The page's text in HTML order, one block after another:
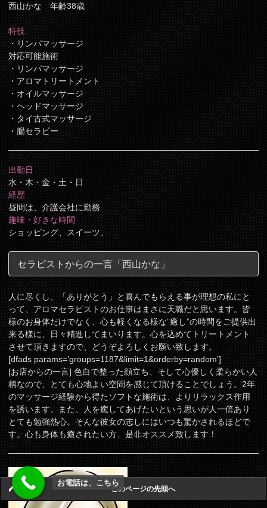
西山かな 年齢38歳
特技
・リンパマッサージ
対応可能施術
・リンパマッサージ
・アロマトリートメント
・オイルマッサージ
・ヘッドマッサージ
・タイ古式マッサージ
・腸セラピー
出勤日
水・木・金・土・日
経歴
昼間は、介護会社に勤務
趣味・好きな時間
ショッピング、スイーツ、
セラピストからの一言「西山かな」
人に尽くし、「ありがとう」と喜んでもらえる事が理想の私にと
って、アロマセラピストのお仕事はまさに天職だと思います。皆
様のお身体だけでなく、心も軽くなる様な”癒し”の時間をご提供出
来る様に、日々精進してまいります。心を込めてトリートメント
させて頂きますので、どうぞよろしくお願い致します。
[dfads params=’groups=1187&limit=1&orderby=random’]
[お店からの一言] 色白で整った顔立ち、そして心優しく柔らかい人
柄なので、とても心地よい空間を感じて頂けることでしょう。2年
のマッサージ経験から得たソフトな施術は、よりリラックス作用
を誘います。また、人を癒してあげたいという思いが人一倍あり
とても勉強熱心。そんな彼女の志しにはいつも驚かされるほどで
す。心も身体も癒されたい方、是非オススメ致します！
このページの先頭へ
お電話は、こちら